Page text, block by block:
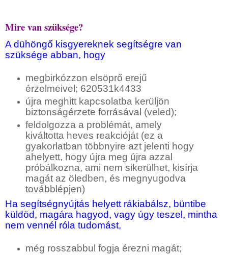
Mire van szüksége?
A dühöngő kisgyereknek segítségre van
szüksége abban, hogy
megbirkózzon elsöprő erejű
érzelmeivel; 620531k4433
újra meghitt kapcsolatba kerüljön
biztonságérzete forrásával (veled);
feldolgozza a problémát, amely
kiváltotta heves reakcióját (ez a
gyakorlatban többnyire azt jelenti hogy
ahelyett, hogy újra meg újra azzal
próbálkozna, ami nem sikerülhet, kisírja
magát az öledben, és megnyugodva
továbblépjen)
Ha segítségnyújtás helyett rákiabálsz, büntibe
küldöd, magára hagyod, vagy úgy teszel, mintha
nem vennél róla tudomást,
még rosszabbul fogja érezni magát;